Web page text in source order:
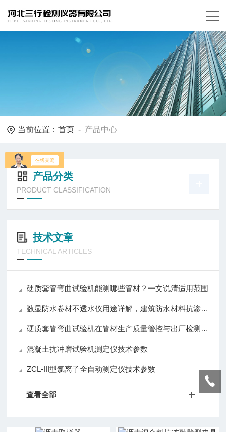
当前位置：首页 - 产品中心
产品分类
PRODUCT CLASSIFICATION
技术文章
TECHNICAL ARTICLES
硬质套管弯曲试验机能测哪些管材？一文说清适用范围
数显防水卷材不透水仪用途详解，建筑防水材料抗渗性能检测设备介绍
硬质套管弯曲试验机在管材生产质量管控与出厂检测中的应用实践
混凝土抗冲磨试验机测定仪技术参数
ZCL-III型氯离子全自动测定仪技术参数
查看全部